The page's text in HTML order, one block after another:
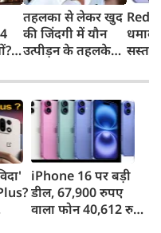
तहलका से लेकर खुद
की जिंदगी में यौन
उत्पीड़न के तहलके
तरुण तेजपाल?
सस्ता
और
iPhone 16 पर बड़ी
डील, 67,900 रुपए
वाला फोन 40,612 रुपए